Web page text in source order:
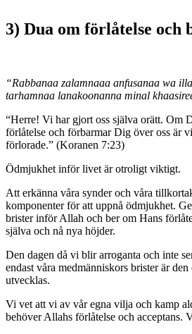
3) Dua om förlåtelse och
“Rabbanaa zalamnaaa anfusanaa wa
tarhamnaa lanakoonanna minal
“Herre! Vi har gjort oss själva orätt. Om
förlåtelse och förbarmar Dig över oss är
förlorade.” (Koranen 7:23)
Ödmjukhet inför livet är otroligt viktigt.
Att erkänna våra synder och våra
komponenter för att uppnå ödmjukhet.
brister inför Allah och ber om Hans
själva och nå nya höjder.
Den dagen då vi blir arroganta och inte
endast våra medmänniskors brister är
utvecklas.
Vi vet att vi av vår egna vilja och kamp
behöver Allahs förlåtelse och acceptans.